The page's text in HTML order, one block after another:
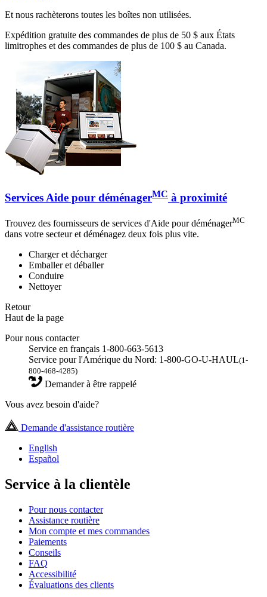
Et nous rachèterons toutes les boîtes non utilisées.
Expédition gratuite des commandes de plus de 50 $ aux États
limitrophes et des commandes de plus de 100 $ au Canada.
Services Aide pour déménagerMC à proximité
Trouvez des fournisseurs de services d'Aide pour déménagerMC
dans votre secteur et déménagez deux fois plus vite.
Charger et décharger
Emballer et déballer
Conduire
Nettoyer
Retour
Haut de la page
Pour nous contacter
Service en français 1-800-663-5613
Service pour l'Amérique du Nord: 1-800-GO-U-HAUL(1-
800-468-4285)
Demander à être rappelé
Vous avez besoin d'aide?
Demande d'assistance routière
English
Español
Service à la clientèle
Pour nous contacter
Assistance routière
Mon compte et mes commandes
Paiements
Conseils
FAQ
Accessibilité
Évaluations des clients